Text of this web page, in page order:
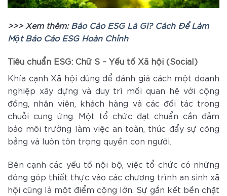
>>> Xem thêm: Báo Cáo ESG Là Gì? Cách Để Làm
Một Báo Cáo ESG Hoàn Chỉnh
Tiêu chuẩn ESG: Chữ S – Yếu tố Xã hội (Social)
Khía cạnh Xã hội dùng để đánh giá cách một doanh
nghiệp xây dựng và duy trì mối quan hệ với cộng
đồng, nhân viên, khách hàng và các đối tác trong
chuỗi cung ứng. Một tổ chức đạt chuẩn cần đảm
bảo môi trường làm việc an toàn, thúc đẩy sự công
bằng và luôn tôn trọng quyền con người.
Bên cạnh các yếu tố nội bộ, việc tổ chức có những
đóng góp thiết thực vào các chương trình an sinh xã
hội cũng là một điểm cộng lớn. Sự gắn kết bền chặt